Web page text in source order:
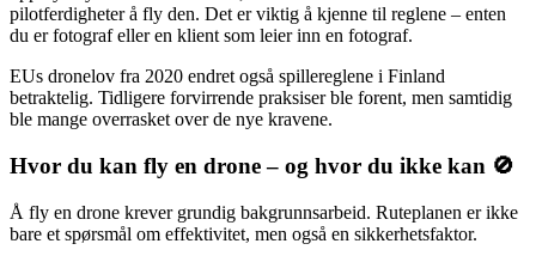
pilotferdigheter å fly den. Det er viktig å kjenne til reglene – enten
du er fotograf eller en klient som leier inn en fotograf.
EUs dronelov fra 2020 endret også spillereglene i Finland
betraktelig. Tidligere forvirrende praksiser ble forent, men samtidig
ble mange overrasket over de nye kravene.
Hvor du kan fly en drone – og hvor du ikke kan 🚫
Å fly en drone krever grundig bakgrunnsarbeid. Ruteplanen er ikke
bare et spørsmål om effektivitet, men også en sikkerhetsfaktor.